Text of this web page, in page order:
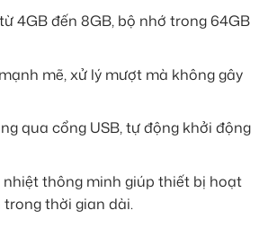
4GB đến 8GB, bộ nhớ trong 64GB
mẽ, xử lý mượt mà không gây
qua cổng USB, tự động khởi động
nhiệt thông minh giúp thiết bị hoạt
thời gian dài.